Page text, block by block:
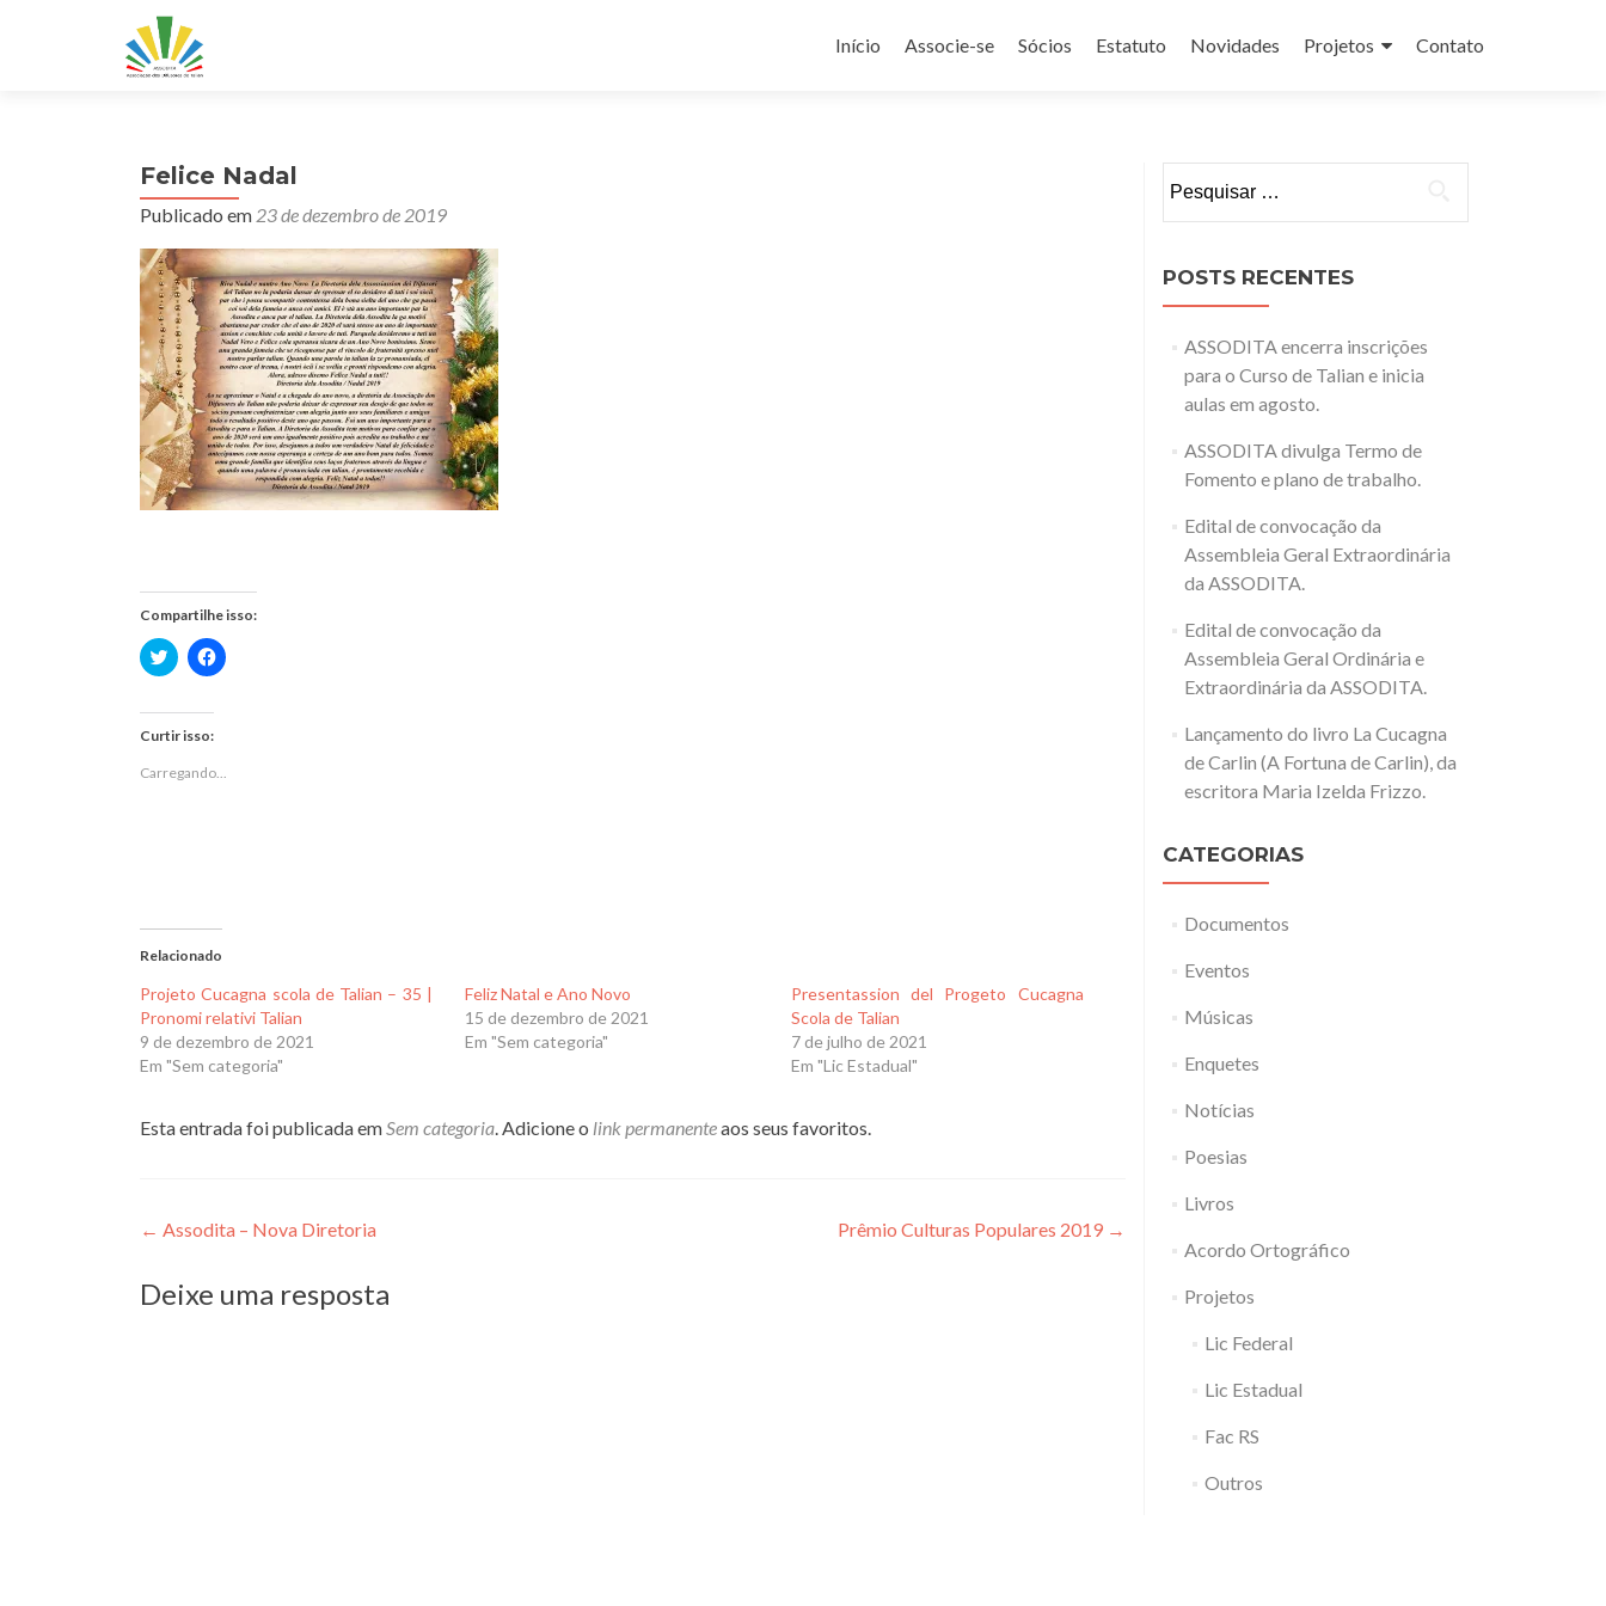
para
Início Associe-se Sócios Estatuto Novidades Projetos Contato
Felice Nadal
Publicado em 23 de dezembro de 2019
Compartilhe isso:
Clique
para
Twitter(abre
em
nova
janela)
Clique
para
Curtir isso:
Carregando...
Relacionado
Projeto Cucagna scola de Talian – 35 |
Pronomi relativi Talian
9 de dezembro de 2021
Em "Sem categoria"
Feliz Natal e Ano Novo
15 de dezembro de 2021
Em "Sem categoria"
Presentassion del Progeto Cucagna
Scola de Talian
7 de julho de 2021
Em "Lic Estadual"
Esta entrada foi publicada emSem categoria. Adicione o link permanenteaos seus favoritos.
Navegação
de
Post
← Assodita – Nova Diretoria Prêmio Culturas Populares 2019 →
Deixe uma resposta
por:
POSTS RECENTES
ASSODITA encerra inscrições
para o Curso de Talian e inicia
aulas em agosto.
ASSODITA divulga Termo de
Fomento e plano de trabalho.
Edital de convocação da
Assembleia Geral Extraordinária
da ASSODITA.
Edital de convocação da
Assembleia Geral Ordinária e
Extraordinária da ASSODITA.
Lançamento do livro La Cucagna
de Carlin (A Fortuna de Carlin), da
escritora Maria Izelda Frizzo.
CATEGORIAS
Documentos
Eventos
Músicas
Enquetes
Notícias
Poesias
Livros
Acordo Ortográfico
Projetos
Lic Federal
Lic Estadual
Fac RS
Outros